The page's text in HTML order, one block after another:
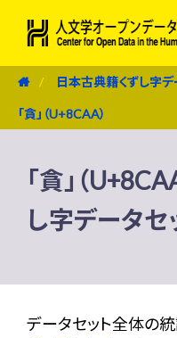
日本古典籍くずし字デ
「貪」（U+8CAA）
「貪」（
し字データセ
データセット全体の